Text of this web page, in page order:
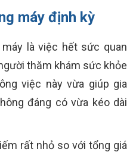
máy định kỳ
là việc hết sức quan
thăm khám sức khỏe
việc này vừa giúp gia
đáng có vừa kéo dài
rất nhỏ so với tổng giá